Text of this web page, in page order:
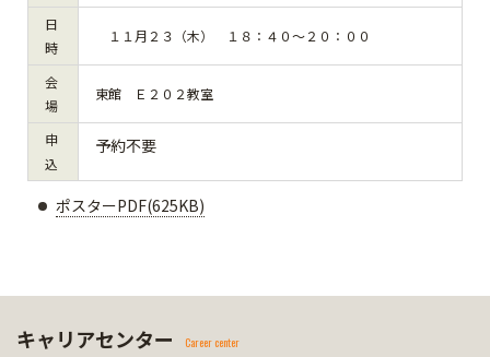
日
時
１１月２３（木） １８：４０～２０：００
会
場
東館 Ｅ２０２教室
申
込
予約不要
ポスターPDF(625KB)
キャリアセンター Career center